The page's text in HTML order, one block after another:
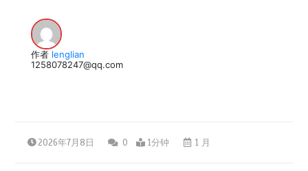
作者 lenglian
1258078247@qq.com
2026年7月8日 0 1分钟 1 月